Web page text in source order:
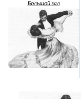
Большой зал